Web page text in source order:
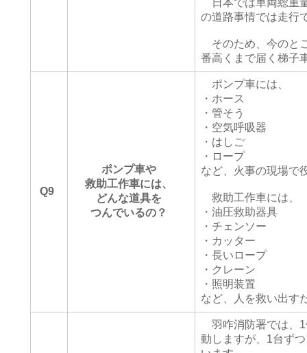
の道路事情では走行
そのため、今のと
番高くまで届く梯子
Q9
ポンプ車や
救助工作車には、
どんな道具を
つんでいるの？
ポンプ車には、
・ホース
・管そう
・空気呼吸器
・はしご
・ロープ
など、火事の現場で
救助工作車には、
・油圧救助器具
・チェンソー
・カッター
・長いロープ
・クレーン
・照明装置
など、人を救い出す
羽咋消防署では、1
動しますが、1台ず